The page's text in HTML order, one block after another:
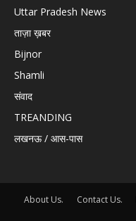
Uttar Pradesh News
ताज़ा ख़बर
Bijnor
Shamli
संवाद
TREANDING
लखनऊ / आस-पास
About Us. Contact Us.